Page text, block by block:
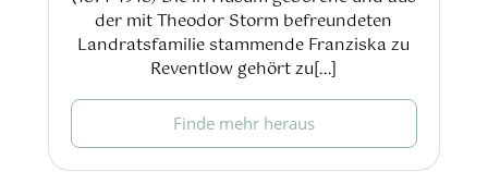
der mit Theodor Storm befreundeten
Landratsfamilie stammende Franziska zu
Reventlow gehört zu[...]
Finde mehr heraus